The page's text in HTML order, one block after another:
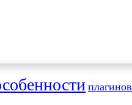
плагинов